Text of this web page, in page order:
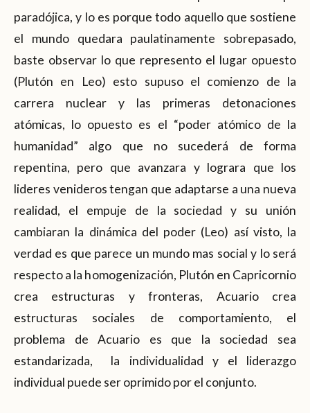
paradójica, y lo es porque todo aquello que sostiene
el mundo quedara paulatinamente sobrepasado,
baste observar lo que represento el lugar opuesto
(Plutón en Leo) esto supuso el comienzo de la
carrera nuclear y las primeras detonaciones
atómicas, lo opuesto es el “poder atómico de la
humanidad” algo que no sucederá de forma
repentina, pero que avanzara y lograra que los
lideres venideros tengan que adaptarse a una nueva
realidad, el empuje de la sociedad y su unión
cambiaran la dinámica del poder (Leo) así visto, la
verdad es que parece un mundo mas social y lo será
respecto a la homogenización, Plutón en Capricornio
crea estructuras y fronteras, Acuario crea
estructuras sociales de comportamiento, el
problema de Acuario es que la sociedad sea
estandarizada, la individualidad y el liderazgo
individual puede ser oprimido por el conjunto.